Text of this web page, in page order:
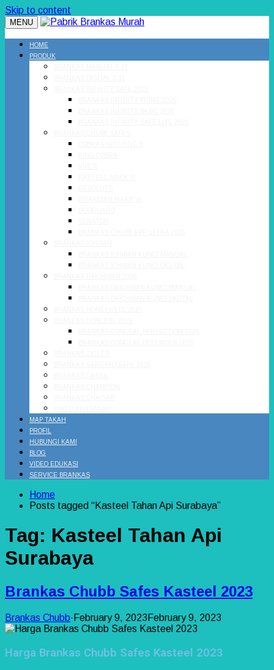
Skip to content
MENU
HOME
PRODUK
MAP TAKAH
PROFIL
HUBUNGI KAMI
BLOG
VIDEO EDUKASI
SERVICE BRANKAS
Home
Posts tagged “Kasteel Tahan Api Surabaya”
Tag: Kasteel Tahan Api
Surabaya
Brankas Chubb Safes Kasteel 2023
Brankas Chubb· February 9, 2023 February 9, 2023
Harga Brankas Chubb Safes Kasteel 2023